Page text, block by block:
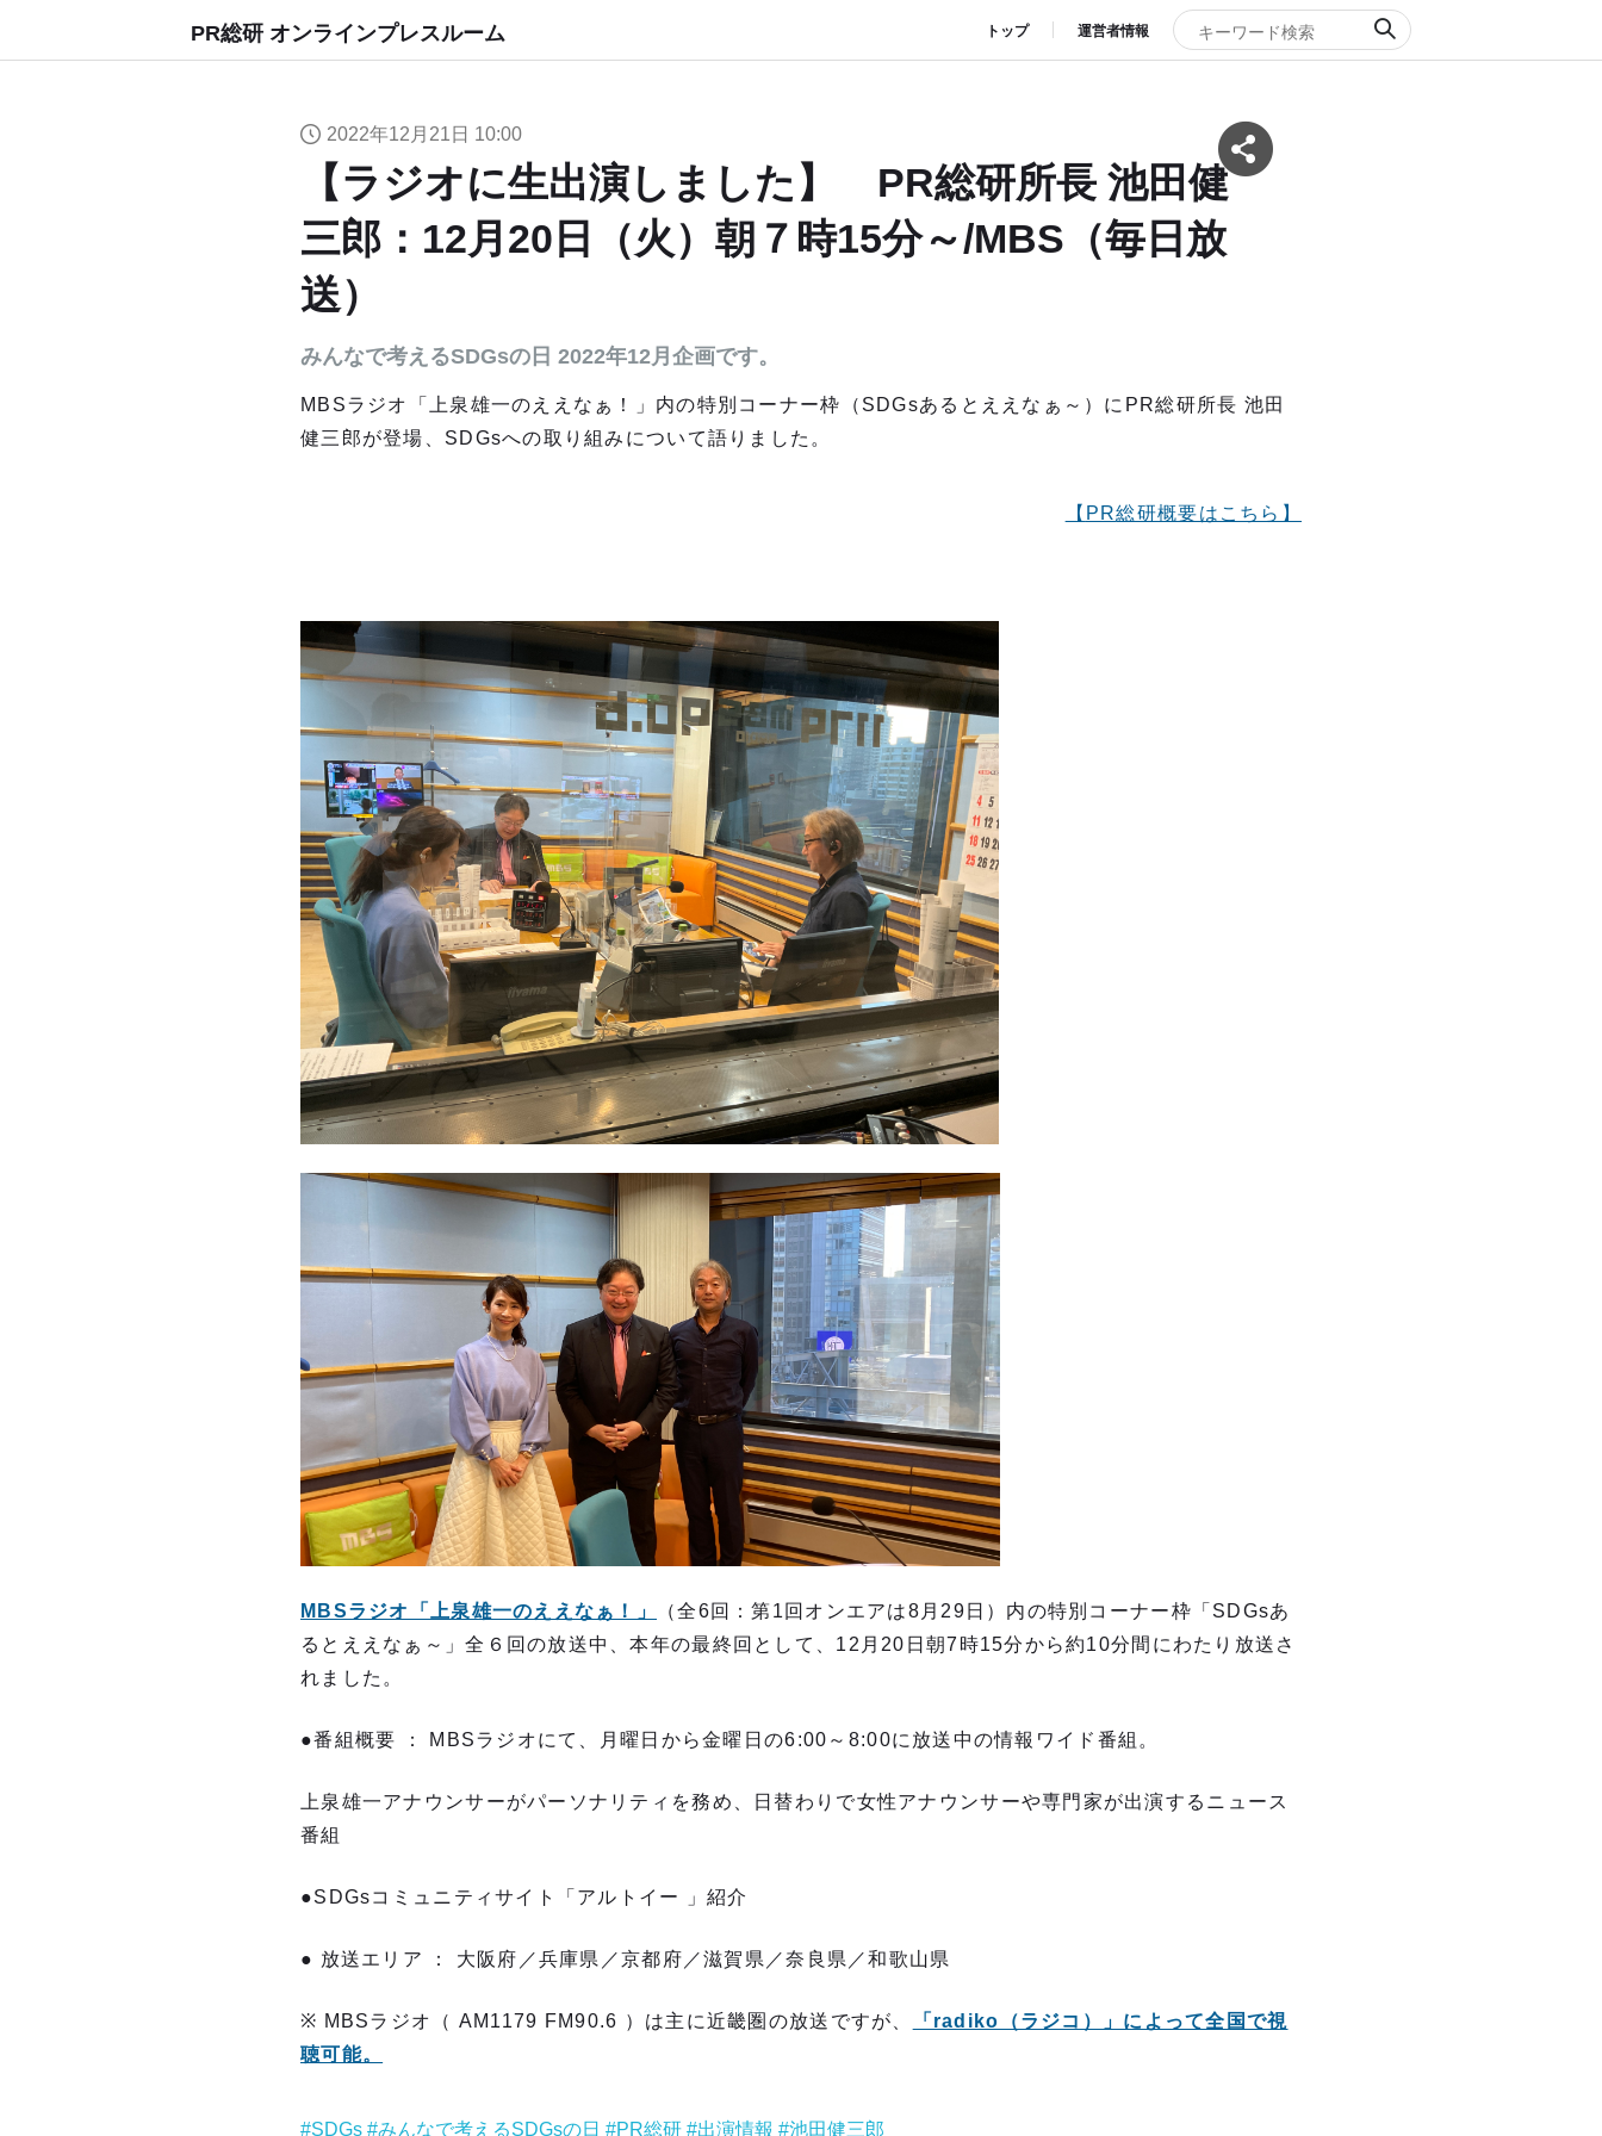
PR総研 オンラインプレスルーム トップ 運営者情報
2022年12月21日 10:00
【ラジオに生出演しました】 PR総研所長 池田健
三郎：12月20日（火）朝７時15分～/MBS（毎日放
送）
みんなで考えるSDGsの日 2022年12月企画です。
MBSラジオ「上泉雄一のええなぁ！」内の特別コーナー枠（SDGsあるとええなぁ～）にPR総研所長 池田
健三郎が登場、SDGsへの取り組みについて語りました。
【 PR総研概要はこちら】
MBSラジオ「上泉雄一のええなぁ！」
（全6回：第1回オンエアは8月29日）内の特別コーナー枠「SDGsあ
るとええなぁ～」全６回の放送中、本年の最終回として、12月20日朝7時15分から約10分間にわたり放送さ
れました。
●番組概要 ： MBSラジオにて、月曜日から金曜日の6:00～8:00に放送中の情報ワイド番組。
上泉雄一アナウンサーがパーソナリティを務め、日替わりで女性アナウンサーや専門家が出演するニュース
番組
●SDGsコミュニティサイト「アルトイー 」紹介
● 放送エリア ： 大阪府／兵庫県／京都府／滋賀県／奈良県／和歌山県
※ MBSラジオ（ AM1179 FM90.6 ）は主に近畿圏の放送ですが、
「radiko（ラジコ）」によって全国で視
聴可能。
SDGs みんなで考えるSDGsの日 PR総研 出演情報 池田健三郎